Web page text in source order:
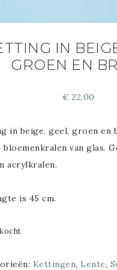
IN
GROEN EN
€ 22,00
in beige, geel, groen en
bloemenkralen van glas.
acrylkralen.
is 45 cm.
Kettingen, Lente,